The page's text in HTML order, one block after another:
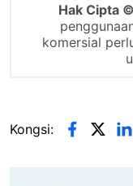
Hak Cipta
komersial
Kongsi: